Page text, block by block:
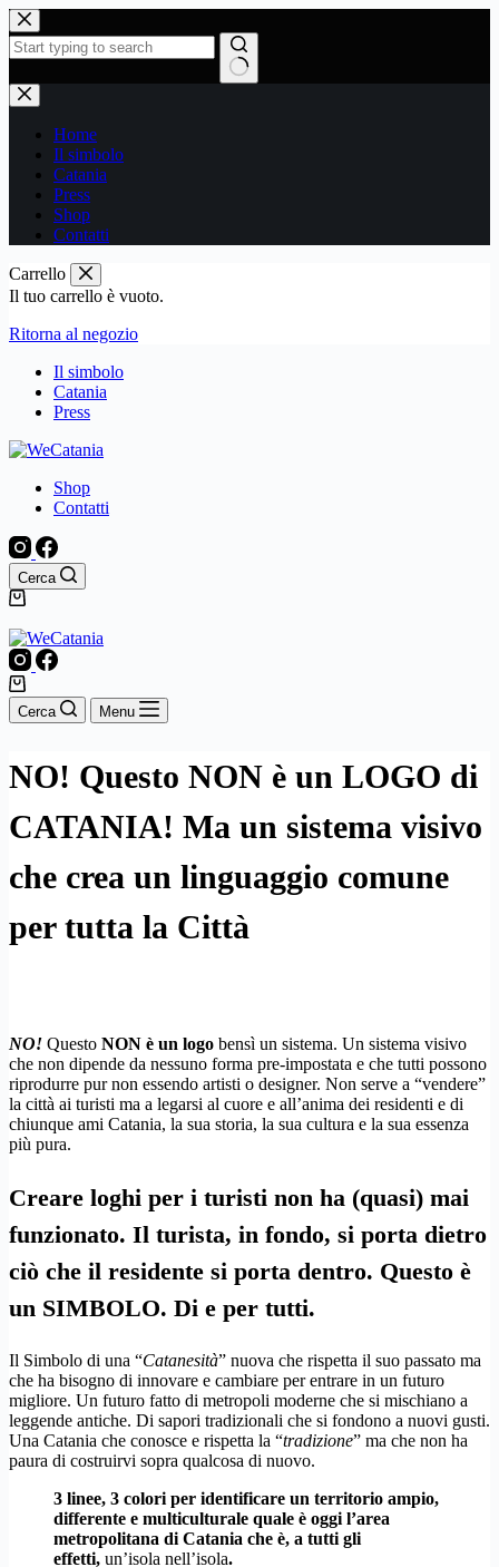
Home
Il simbolo
Catania
Press
Shop
Contatti
Carrello
Il tuo carrello è vuoto.
Ritorna al negozio
Il simbolo
Catania
Press
Shop
Contatti
Cerca
Cerca Menu
NO! Questo NON è un LOGO di
CATANIA! Ma un sistema visivo
che crea un linguaggio comune
per tutta la Città
NO! Questo NON è un logo bensì un sistema. Un sistema visivo
che non dipende da nessuno forma pre-impostata e che tutti possono
riprodurre pur non essendo artisti o designer. Non serve a “vendere”
la città ai turisti ma a legarsi al cuore e all’anima dei residenti e di
chiunque ami Catania, la sua storia, la sua cultura e la sua essenza
più pura.
Creare loghi per i turisti non ha (quasi) mai
funzionato. Il turista, in fondo, si porta dietro
ciò che il residente si porta dentro. Questo è
un SIMBOLO. Di e per tutti.
Il Simbolo di una “Catanesità” nuova che rispetta il suo passato ma
che ha bisogno di innovare e cambiare per entrare in un futuro
migliore. Un futuro fatto di metropoli moderne che si mischiano a
leggende antiche. Di sapori tradizionali che si fondono a nuovi gusti.
Una Catania che conosce e rispetta la “tradizione” ma che non ha
paura di costruirvi sopra qualcosa di nuovo.
3 linee, 3 colori per identificare un territorio ampio,
differente e multiculturale quale è oggi l’area
metropolitana di Catania che è, a tutti gli
effetti, un’isola nell’isola.